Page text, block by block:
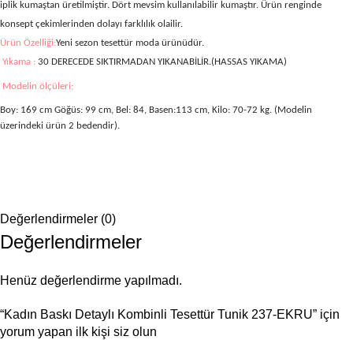
iplik kumaştan üretilmiştir. Dört mevsim kullanılabilir kumaştır. Ürün renginde
konsept çekimlerinden dolayı farklılık olailir.
Ürün Özelliği:Yeni sezon tesettür moda ürünüdür.
Yıkama : 30 DERECEDE SIKTIRMADAN YIKANABİLİR.(HASSAS YIKAMA)
Modelin ölçüleri;
Boy: 169 cm Göğüs: 99 cm, Bel: 84, Basen:113 cm, Kilo: 70-72 kg. (Modelin
üzerindeki ürün 2 bedendir).
Değerlendirmeler (0)
Değerlendirmeler
Henüz değerlendirme yapılmadı.
“Kadın Baskı Detaylı Kombinli Tesettür Tunik 237-EKRU” için
yorum yapan ilk kişi siz olun